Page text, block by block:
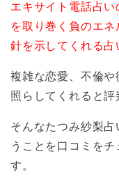
エキサイト電話占い
を取り巻く負のエ
針を示してくれる占
複雑な恋愛、不倫
照らしてくれると評
そんなたつみ紗梨
うことを口コミを
す。